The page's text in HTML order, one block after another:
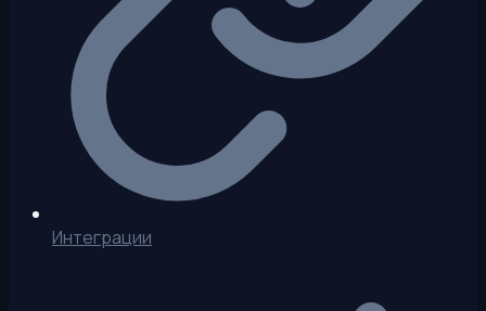
Интеграции